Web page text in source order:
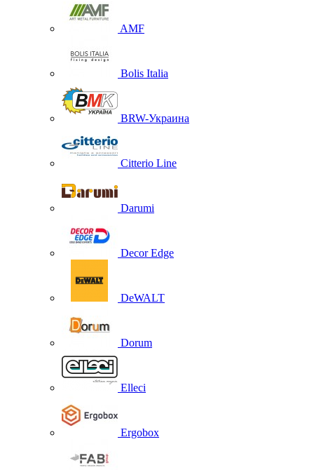
AMF
Bolis Italia
BRW-Украина
Citterio Line
Darumi
Decor Edge
DeWALT
Dorum
Elleci
Ergobox